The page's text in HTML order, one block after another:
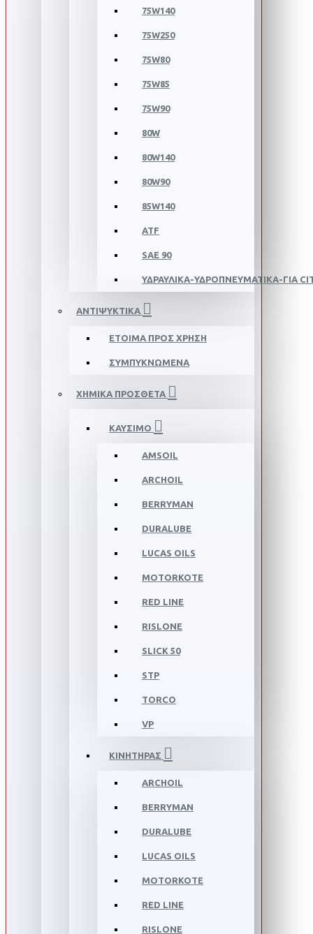
75W140
75W250
75W80
75W85
75W90
80W
80W140
80W90
85W140
ATF
SAE 90
ΥΔΡΑΥΛΙΚΑ-ΥΔΡΟΠΝΕΥΜΑΤΙΚΑ-ΓΙΑ
ΑΝΤΙΨΥΚΤΙΚΑ
ΕΤΟΙΜΑ ΠΡΟΣ ΧΡΗΣΗ
ΣΥΜΠΥΚΝΩΜΕΝΑ
ΧΗΜΙΚΑ ΠΡΟΣΘΕΤΑ
ΚΑΥΣΙΜΟ
AMSOIL
ARCHOIL
BERRYMAN
DURALUBE
LUCAS OILS
MOTORKOTE
RED LINE
RISLONE
SLICK 50
STP
TORCO
VP
ΚΙΝΗΤΗΡΑΣ
ARCHOIL
BERRYMAN
DURALUBE
LUCAS OILS
MOTORKOTE
RED LINE
RISLONE